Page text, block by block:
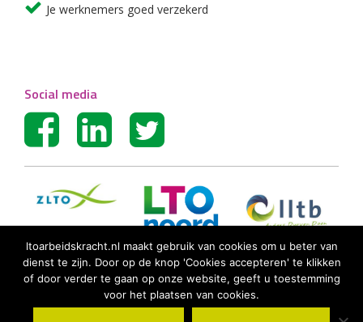
Je werknemers goed verzekerd
Social media
ltoarbeidskracht.nl maakt gebruik van cookies om u beter van
dienst te zijn. Door op de knop 'Cookies accepteren' te klikken
of door verder te gaan op onze website, geeft u toestemming
voor het plaatsen van cookies.